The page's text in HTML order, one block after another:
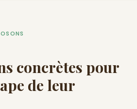
concrètes pour
de leur